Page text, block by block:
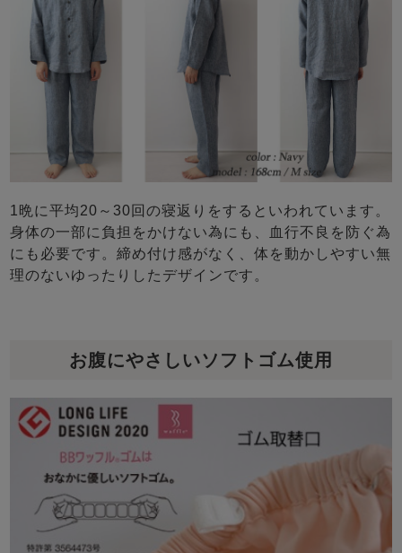
1晩に平均20～30回の寝返りをするといわれています。
身体の一部に負担をかけない為にも、血行不良を防ぐ為
にも必要です。締め付け感がなく、体を動かしやすい無
理のないゆったりしたデザインです。
お腹にやさしいソフトゴム使用